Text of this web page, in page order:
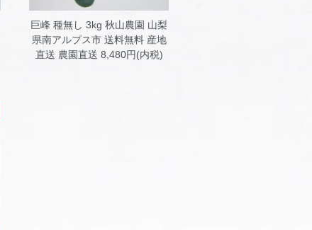
巨峰 種無し 3kg 秋山農園 山梨
県南アルプス市 送料無料 産地
直送 農園直送 8,480円(内税)